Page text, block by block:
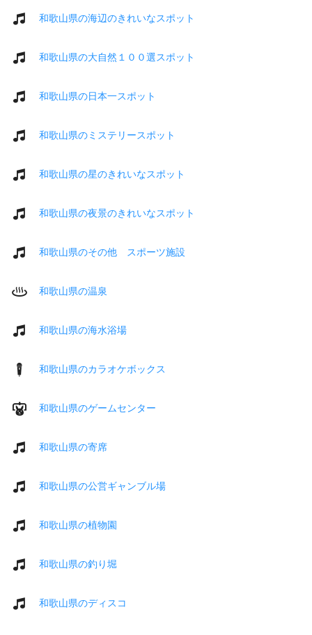
和歌山県の海辺のきれいなスポット
和歌山県の大自然１００選スポット
和歌山県の日本一スポット
和歌山県のミステリースポット
和歌山県の星のきれいなスポット
和歌山県の夜景のきれいなスポット
和歌山県のその他 スポーツ施設
和歌山県の温泉
和歌山県の海水浴場
和歌山県のカラオケボックス
和歌山県のゲームセンター
和歌山県の寄席
和歌山県の公営ギャンブル場
和歌山県の植物園
和歌山県の釣り堀
和歌山県のディスコ